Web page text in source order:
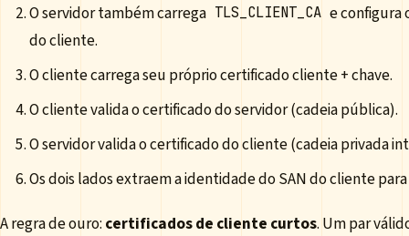
O servidor também carrega TLS_CLIENT_CA e configura
do cliente.
O cliente carrega seu próprio certificado cliente + chave.
O cliente valida o certificado do servidor (cadeia pública).
O servidor valida o certificado do cliente (cadeia privada
Os dois lados extraem a identidade do SAN do cliente
A regra de ouro: certificados de cliente curtos. Um par